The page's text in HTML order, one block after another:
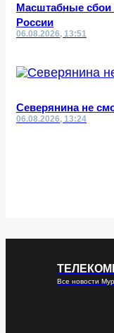
Масштабные сбои
России
06.08.2026, 13:51
Северянина не
06.08.2026, 13:24
Все новости